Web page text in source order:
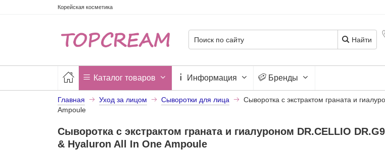
Корейская косметика
Найти
Каталог товаров Информация Бренды
Главная Уход за лицом Сыворотки для лица
Cыворотка с экстрактом граната и
Ampoule
Cыворотка с экстрактом граната и гиалуроном DR.CELLIO
& Hyaluron All In One Ampoule